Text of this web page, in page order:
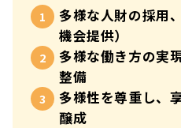
多様な人財の採用
機会提供）
多様な働き方の実
整備
多様性を尊重し、
醸成